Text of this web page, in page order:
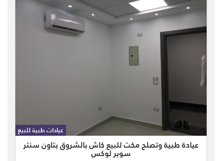
مكتب اداري ويصلح عيادة طبية للبيع كاش
بمدينة الشروق بمول تاون سنتر -
تشطيب سوبر لوكس - بمساحة كلية 42
متر - بالطابق الثالث بجوار الأسانسير
مباشرة - به حصة بالجراچ - ب ...
عيادات طبية للبيع
عيادة طبية وتصلح مكت للبيع كاش بالشروق بتاون سنتر
سوبر لوكس